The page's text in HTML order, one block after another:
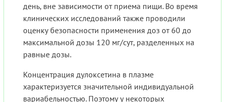
день, вне зависимости от приема пищи. Во время
клинических исследований также проводили
оценку безопасности применения доз от 60 до
максимальной дозы 120 мг/сут, разделенных на
равные дозы.
Концентрация дулоксетина в плазме
характеризуется значительной индивидуальной
вариабельностью. Поэтому у некоторых